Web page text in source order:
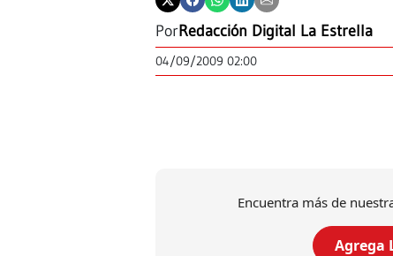
PorRedacción Digital La Estrella
04/09/2009 02:00
Encuentra más de
Agrega